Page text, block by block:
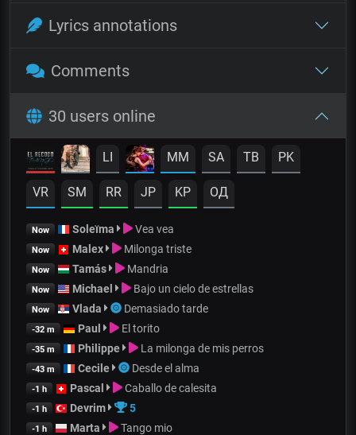
Lyrics annotations
Comments
30 users online
LI MM SA TB PK
VR SM RR JP KP OД
Now Soleïma Vea vea
Now Malex Milonga triste
Now Tamás Mandria
Now Michael Bajo un cielo de estrellas
Now Vlada Demasiado tarde
-32 m Paul El torito
-35 m Philippe La milonga de mis perros
-43 m Cecile Desde el alma
-1 h Pascal Caballo de calesita
-1 h Devrim 5
-1 h Marta Tango mio